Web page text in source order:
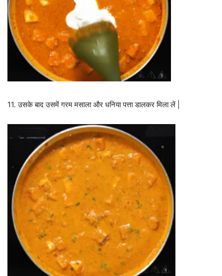
11. उसके बाद उसमें गरम मसाला और धनिया पत्ता डालकर मिला लें |